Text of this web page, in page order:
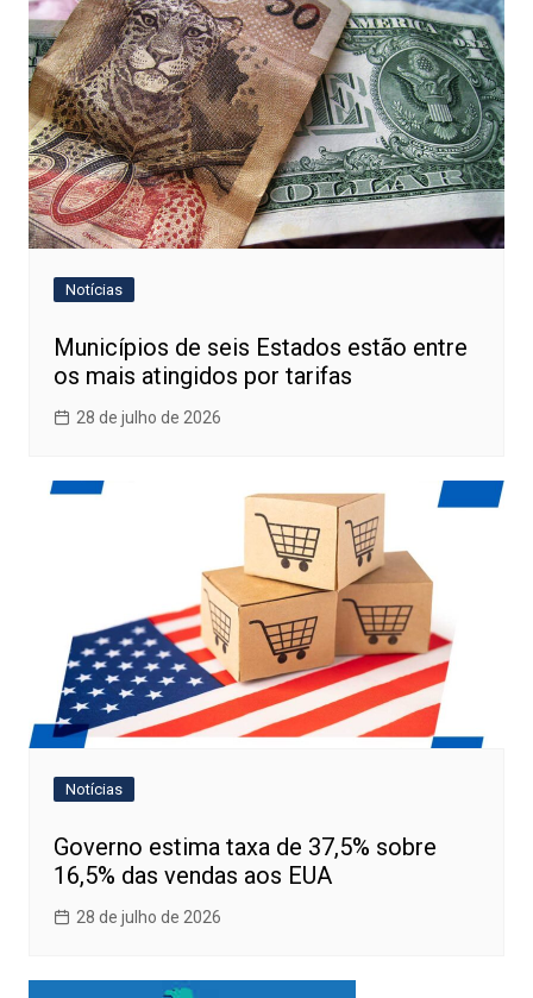
Notícias
Municípios de seis Estados estão entre
os mais atingidos por tarifas
28 de julho de 2026
Notícias
Governo estima taxa de 37,5% sobre
16,5% das vendas aos EUA
28 de julho de 2026